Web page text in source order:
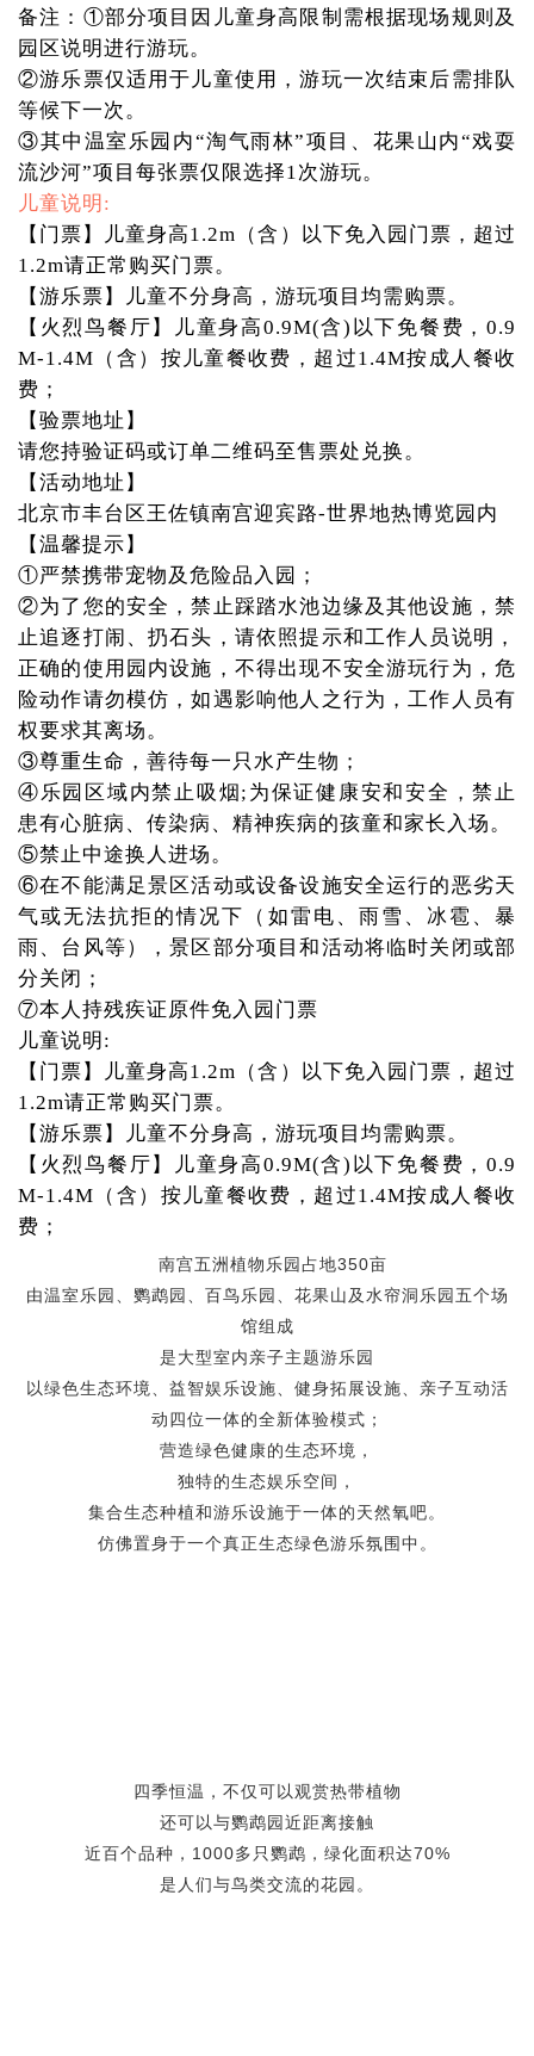
备注：①部分项目因儿童身高限制需根据现场规则及
园区说明进行游玩。
②游乐票仅适用于儿童使用，游玩一次结束后需排队
等候下一次。
③其中温室乐园内“淘气雨林”项目、花果山内“戏耍
流沙河”项目每张票仅限选择1次游玩。
儿童说明:
【门票】儿童身高1.2m（含）以下免入园门票，超过
1.2m请正常购买门票。
【游乐票】儿童不分身高，游玩项目均需购票。
【火烈鸟餐厅】儿童身高0.9M(含)以下免餐费，0.9
M-1.4M（含）按儿童餐收费，超过1.4M按成人餐收
费；
【验票地址】
请您持验证码或订单二维码至售票处兑换。
【活动地址】
北京市丰台区王佐镇南宫迎宾路-世界地热博览园内
【温馨提示】
①严禁携带宠物及危险品入园；
②为了您的安全，禁止踩踏水池边缘及其他设施，禁
止追逐打闹、扔石头，请依照提示和工作人员说明，
正确的使用园内设施，不得出现不安全游玩行为，危
险动作请勿模仿，如遇影响他人之行为，工作人员有
权要求其离场。
③尊重生命，善待每一只水产生物；
④乐园区域内禁止吸烟;为保证健康安和安全，禁止
患有心脏病、传染病、精神疾病的孩童和家长入场。
⑤禁止中途换人进场。
⑥在不能满足景区活动或设备设施安全运行的恶劣天
气或无法抗拒的情况下（如雷电、雨雪、冰雹、暴
雨、台风等），景区部分项目和活动将临时关闭或部
分关闭；
⑦本人持残疾证原件免入园门票
儿童说明:
【门票】儿童身高1.2m（含）以下免入园门票，超过
1.2m请正常购买门票。
【游乐票】儿童不分身高，游玩项目均需购票。
【火烈鸟餐厅】儿童身高0.9M(含)以下免餐费，0.9
M-1.4M（含）按儿童餐收费，超过1.4M按成人餐收
费；
南宫五洲植物乐园占地350亩
由温室乐园、鹦鹉园、百鸟乐园、花果山及水帘洞乐园五个场
馆组成
是大型室内亲子主题游乐园
以绿色生态环境、益智娱乐设施、健身拓展设施、亲子互动活
动四位一体的全新体验模式；
营造绿色健康的生态环境，
独特的生态娱乐空间，
集合生态种植和游乐设施于一体的天然氧吧。
仿佛置身于一个真正生态绿色游乐氛围中。
四季恒温，不仅可以观赏热带植物
还可以与鹦鹉园近距离接触
近百个品种，1000多只鹦鹉，绿化面积达70%
是人们与鸟类交流的花园。